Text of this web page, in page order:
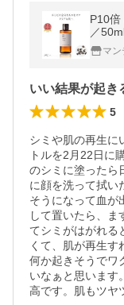
P10倍
／
ー療法
マン
いい結果が起き
5
シミや肌の再生に
トルを2月22日に
のシミに塗ったら
に顔を洗って拭い
そうになって血が
して置いたら、ま
てシミがはがれる
くて、肌が再生す
何か起きそうでワ
いなぁと思います
高です。肌もツヤ